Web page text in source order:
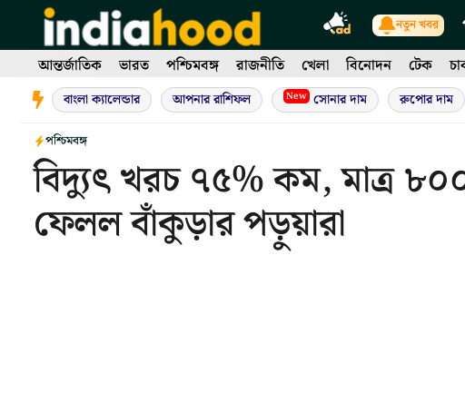
content
নতুন খবর
আন্তর্জাতিক ভারত পশ্চিমবঙ্গ রাজনীতি খেলা বিনোদন টেক
বাংলা ক্যালেন্ডার আপনার রাশিফল New সোনার দাম রুপোর দাম
পশ্চিমবঙ্গ
বিদ্যুৎ খরচ ৭৫% কম, মাত্র
ফেলল বাঁকুড়ার পড়ুয়ারা